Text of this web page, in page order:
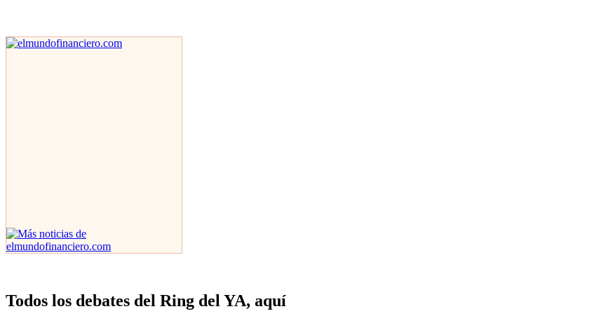
Todos los debates del Ring del YA, aquí